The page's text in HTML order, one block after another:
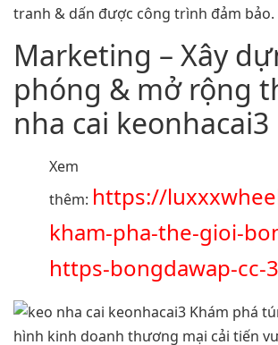
tranh & dấn được công trình đảm bảo.
Marketing – Xây
phóng & mở rộng
nha cai keonhacai3
Xem
thêm: https://
kham-pha-the-gioi-
https-bongdawap-cc-